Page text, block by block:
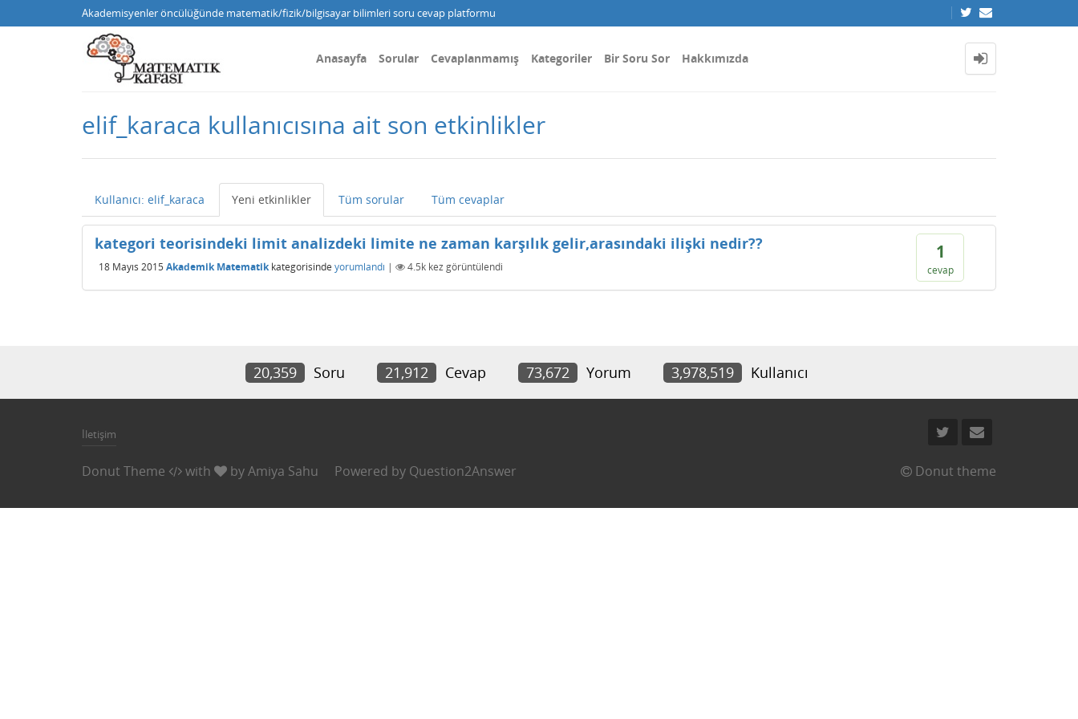
Akademisyenler öncülüğünde matematik/fizik/bilgisayar bilimleri soru cevap platformu
Anasayfa Sorular Cevaplanmamış Kategoriler Bir Soru Sor Hakkımızda
elif_karaca kullanıcısına ait son etkinlikler
Kullanıcı: elif_karaca Yeni etkinlikler Tüm sorular Tüm cevaplar
1
cevap
kategori teorisindeki limit analizdeki limite ne zaman karşılık gelir,arasındaki ilişki nedir??
18 Mayıs 2015 Akademik Matematikkategorisinde yorumlandı | 4.5k kez görüntülendi
20,359 Soru 21,912 Cevap 73,672 Yorum 3,978,519 Kullanıcı
İletişim
Donut Theme with byAmiya Sahu Powered by Question2Answer Donut theme